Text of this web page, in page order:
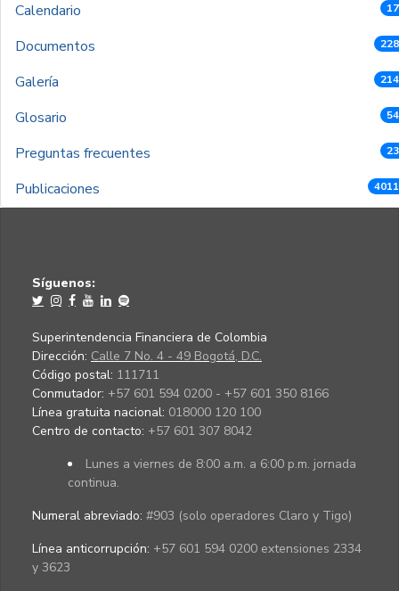
Calendario
Documentos
Galería
Glosario
Preguntas frecuentes
Publicaciones
Síguenos:
Superintendencia Financiera de Colombia
Dirección: Calle 7 No. 4 - 49 Bogotá, D.C.
Código postal: 111711
Conmutador: +57 601 594 0200 - +57 601 350 8166
Línea gratuita nacional: 018000 120 100
Centro de contacto: +57 601 307 8042
Lunes a viernes de 8:00 a.m. a 6:00 p.m. jornada
continua.
Numeral abreviado: #903 (solo operadores Claro y Tigo)
Línea anticorrupción: +57 601 594 0200 extensiones 2334
y 3623